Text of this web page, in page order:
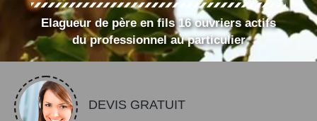
Elagueur de père en fils 16 ouvriers actifs
du professionnel au particulier
DEVIS GRATUIT